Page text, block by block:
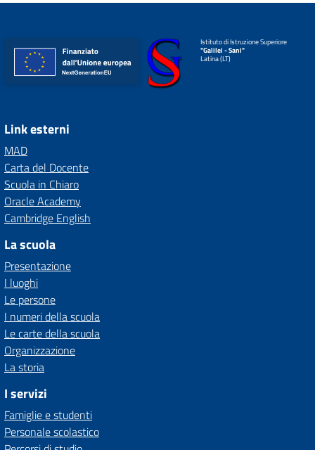
Istituto di Istruzione Superiore
"Galilei - Sani"
Latina (LT)
Link esterni
MAD
Carta del Docente
Scuola in Chiaro
Oracle Academy
Cambridge English
La scuola
Presentazione
I luoghi
Le persone
I numeri della scuola
Le carte della scuola
Organizzazione
La storia
I servizi
Famiglie e studenti
Personale scolastico